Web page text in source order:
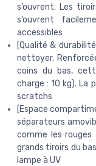
s’ouvrent. Les
s’ouvrent
accessibles
[Qualité &
nettoyer.
coins du bas,
charge : 10 kg). La
scratchs
[Espace
séparateurs
comme les rouges
grands tiroirs du
lampe à UV